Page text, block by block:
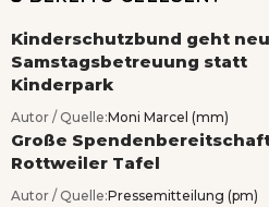
Kinderschutzbund geht
Samstagsbetreuung statt
Kinderpark
Autor / Quelle:Moni Marcel (mm)
Große
Rottweiler Tafel
Autor / Quelle:Pressemitteilung (pm)